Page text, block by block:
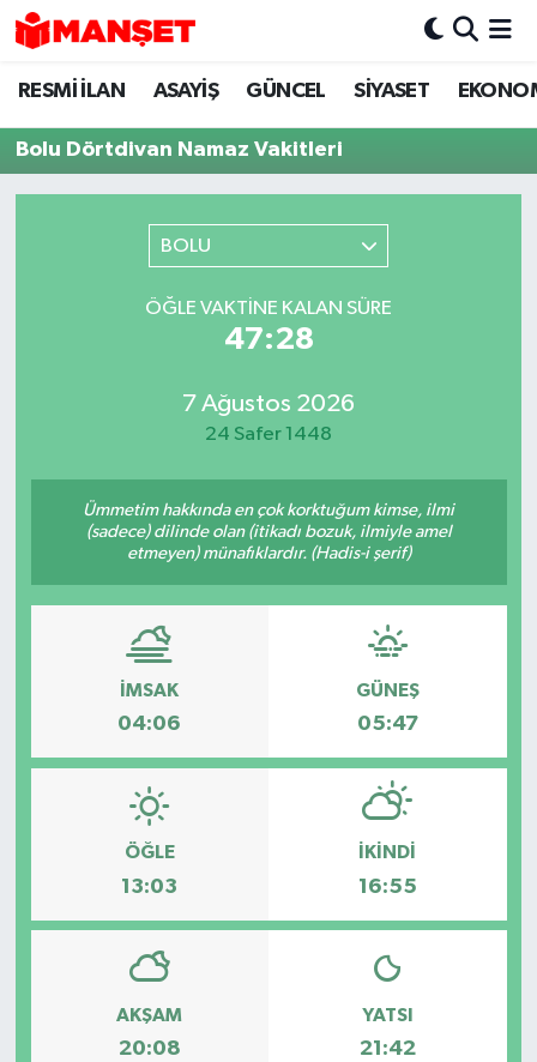
RESMİ İLAN ASAYİŞ GÜNCEL SİYASET
Bolu Dörtdivan Namaz Vakitleri
BOLU
ÖĞLE VAKTINE KALAN SÜRE
47:28
7 Ağustos 2026
24 Safer 1448
Ümmetim hakkında en çok korktuğum kimse, ilmi
(sadece) dilinde olan (itikadı bozuk, ilmiyle amel
etmeyen) münafıklardır. (Hadis-i şerif)
İMSAK
04:06
GÜNEŞ
05:47
ÖĞLE
13:03
İKINDI
16:55
AKŞAM
20:08
YATSI
21:42
Hava Durumu
Trafik Durumu
Tüm Manşetler
Son Dakika Haberleri